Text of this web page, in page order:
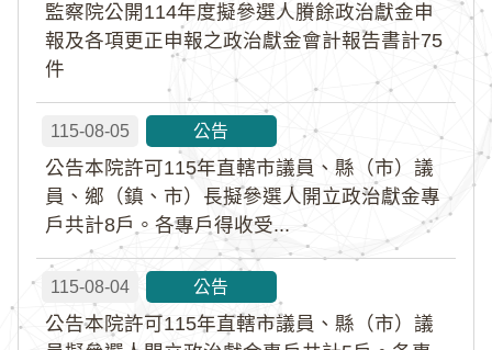
監察院公開114年度擬參選人賸餘政治獻金申
報及各項更正申報之政治獻金會計報告書計75
件
115-08-05 公告
公告本院許可115年直轄市議員、縣（市）議
員、鄉（鎮、市）長擬參選人開立政治獻金專
戶共計8戶。各專戶得收受...
115-08-04 公告
公告本院許可115年直轄市議員、縣（市）議